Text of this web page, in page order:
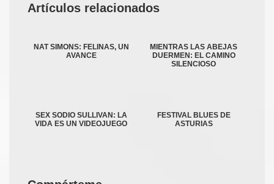
Artículos relacionados
NAT SIMONS: FELINAS, UN
AVANCE
MIENTRAS LAS ABEJAS
DUERMEN: EL CAMINO
SILENCIOSO
SEX SODIO SULLIVAN: LA
VIDA ES UN VIDEOJUEGO
FESTIVAL BLUES DE
ASTURIAS